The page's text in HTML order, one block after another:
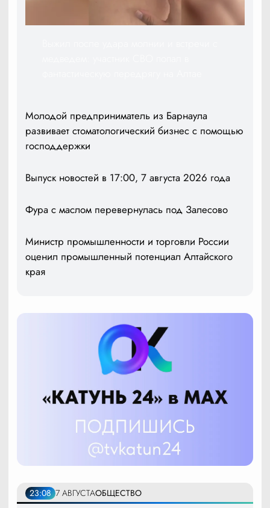
Молодой предприниматель из Барнаула
развивает стоматологический бизнес с помощью
господдержки
Выпуск новостей в 17:00, 7 августа 2026 года
Фура с маслом перевернулась под Залесово
Министр промышленности и торговли России
оценил промышленный потенциал Алтайского
края
23:08 7 АВГУСТАОБЩЕСТВО